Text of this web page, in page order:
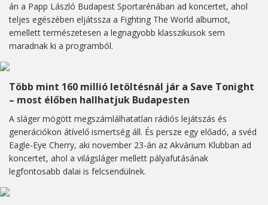
án a Papp László Budapest Sportarénában ad koncertet, ahol
teljes egészében eljátssza a Fighting The World albumot,
emellett természetesen a legnagyobb klasszikusok sem
maradnak ki a programból.
Több mint 160 millió letöltésnál jár a Save Tonight
– most élőben hallhatjuk Budapesten
A sláger mögött megszámlálhatatlan rádiós lejátszás és
generációkon átívelő ismertség áll. És persze egy előadó, a svéd
Eagle-Eye Cherry, aki november 23-án az Akvárium Klubban ad
koncertet, ahol a világsláger mellett pályafutásának
legfontosabb dalai is felcsendülnek.